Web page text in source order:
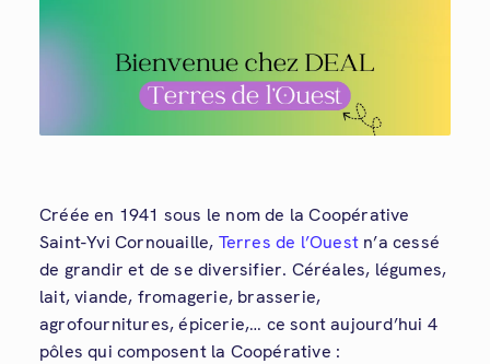
Créée en 1941 sous le nom de la Coopérative
Saint-Yvi Cornouaille, Terres de l’Ouest n’a cessé
de grandir et de se diversifier. Céréales, légumes,
lait, viande, fromagerie, brasserie,
agrofournitures, épicerie,… ce sont aujourd’hui 4
pôles qui composent la Coopérative :